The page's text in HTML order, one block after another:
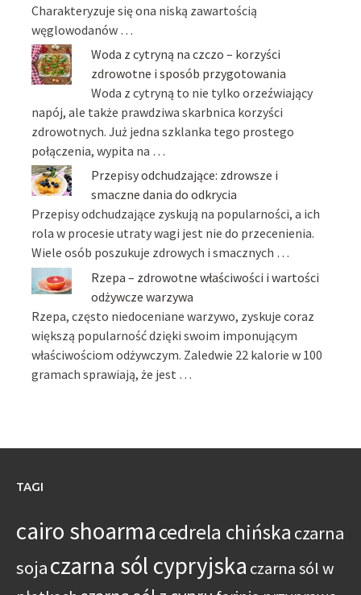
Charakteryzuje się ona niską zawartością
węglowodanów …
Woda z cytryną na czczo – korzyści
zdrowotne i sposób przygotowania
Woda z cytryną to nie tylko orzeźwiający
napój, ale także prawdziwa skarbnica korzyści
zdrowotnych. Już jedna szklanka tego prostego
połączenia, wypita na …
Przepisy odchudzające: zdrowsze i
smaczne dania do odkrycia
Przepisy odchudzające zyskują na popularności, a ich
rola w procesie utraty wagi jest nie do przecenienia.
Wiele osób poszukuje zdrowych i smacznych …
Rzepa – zdrowotne właściwości i wartości
odżywcze warzywa
Rzepa, często niedoceniane warzywo, zyskuje coraz
większą popularność dzięki swoim imponującym
właściwościom odżywczym. Zaledwie 22 kalorie w 100
gramach sprawiają, że jest …
TAGI
cairo shoarmacedrela chińska czarna
sojaczarna sól cypryjska czarna sól w